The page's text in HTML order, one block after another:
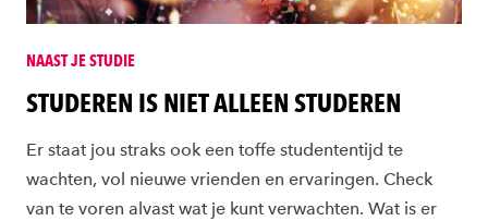
NAAST JE STUDIE
STUDEREN IS NIET ALLEEN STUDEREN
Er staat jou straks ook een toffe studententijd te
wachten, vol nieuwe vrienden en ervaringen. Check
van te voren alvast wat je kunt verwachten. Wat is er